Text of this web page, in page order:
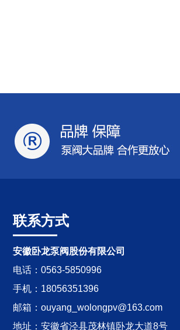
联系方式
安徽卧龙泵阀股份有限公司
电话：0563-5850996
手机：18056351396
邮箱：ouyang_wolongpv@163.com
地址：安徽省泾县茂林镇卧龙大道8号